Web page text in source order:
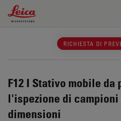
Leica Microsystems Logo
RICHIESTA DI
F12 I Stativo mobile da
l'ispezione di campioni
dimensioni